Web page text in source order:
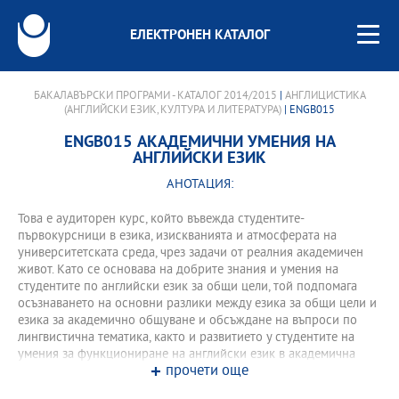
ЕЛЕКТРОНЕН КАТАЛОГ
БАКАЛАВЪРСКИ ПРОГРАМИ - КАТАЛОГ 2014/2015
АНГЛИЦИСТИКА
(АНГЛИЙСКИ ЕЗИК, КУЛТУРА И ЛИТЕРАТУРА) | ENGB015
ENGB015 АКАДЕМИЧНИ УМЕНИЯ НА
АНГЛИЙСКИ ЕЗИК
АНОТАЦИЯ:
Това е аудиторен курс, който въвежда студентите-
първокурсници в езика, изискванията и атмосферата на
университетската среда, чрез задачи от реалния академичен
живот. Като се основава на добрите знания и умения на
студентите по английски език за общи цели, той подпомага
осъзнаването на основни разлики между езика за общи цели и
езика за академично общуване и обсъждане на въпроси по
лингвистична тематика, както и развитието у студентите на
умения за функциониране на английски език в академична
среда (вж. компетенциите по-долу).
прочети още